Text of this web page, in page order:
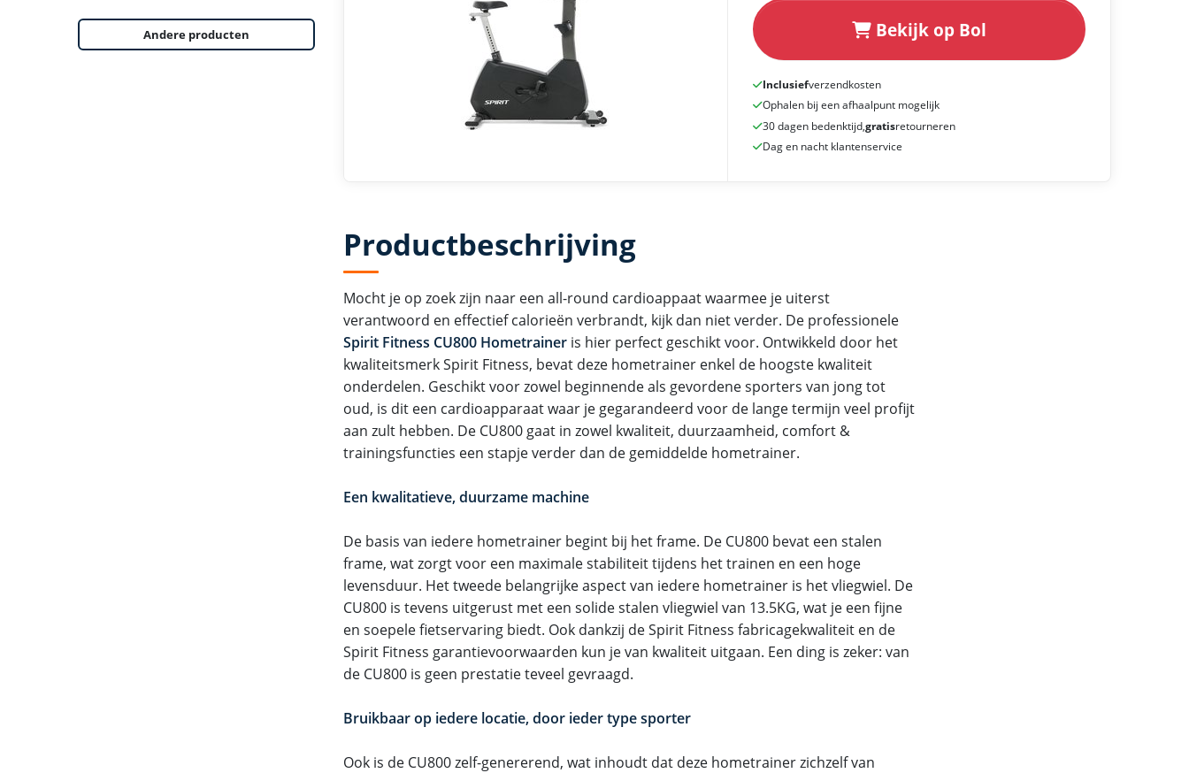
Andere producten Bekijk op Bol
Inclusiefverzendkosten
Ophalen bij een afhaalpunt mogelijk
30 dagen bedenktijd,gratisretourneren
Dag en nacht klantenservice
Productbeschrijving
Mocht je op zoek zijn naar een all-round cardioappaat waarmee je uiterst
verantwoord en effectief calorieën verbrandt, kijk dan niet verder. De professionele
Spirit Fitness CU800 Hometrainer is hier perfect geschikt voor. Ontwikkeld door het
kwaliteitsmerk Spirit Fitness, bevat deze hometrainer enkel de hoogste kwaliteit
onderdelen. Geschikt voor zowel beginnende als gevordene sporters van jong tot
oud, is dit een cardioapparaat waar je gegarandeerd voor de lange termijn veel profijt
aan zult hebben. De CU800 gaat in zowel kwaliteit, duurzaamheid, comfort &
trainingsfuncties een stapje verder dan de gemiddelde hometrainer.
Een kwalitatieve, duurzame machine
De basis van iedere hometrainer begint bij het frame. De CU800 bevat een stalen
frame, wat zorgt voor een maximale stabiliteit tijdens het trainen en een hoge
levensduur. Het tweede belangrijke aspect van iedere hometrainer is het vliegwiel. De
CU800 is tevens uitgerust met een solide stalen vliegwiel van 13.5KG, wat je een fijne
en soepele fietservaring biedt. Ook dankzij de Spirit Fitness fabricagekwaliteit en de
Spirit Fitness garantievoorwaarden kun je van kwaliteit uitgaan. Een ding is zeker: van
de CU800 is geen prestatie teveel gevraagd.
Bruikbaar op iedere locatie, door ieder type sporter
Ook is de CU800 zelf-genererend, wat inhoudt dat deze hometrainer zichzelf van